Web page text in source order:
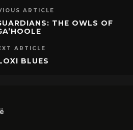
ARTICLE
THE OWLS OF
ARTICLE
BLUES